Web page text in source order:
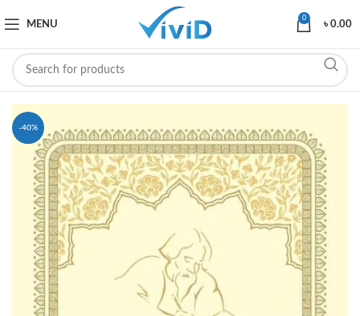
MENU
0
৳0.00
-40%